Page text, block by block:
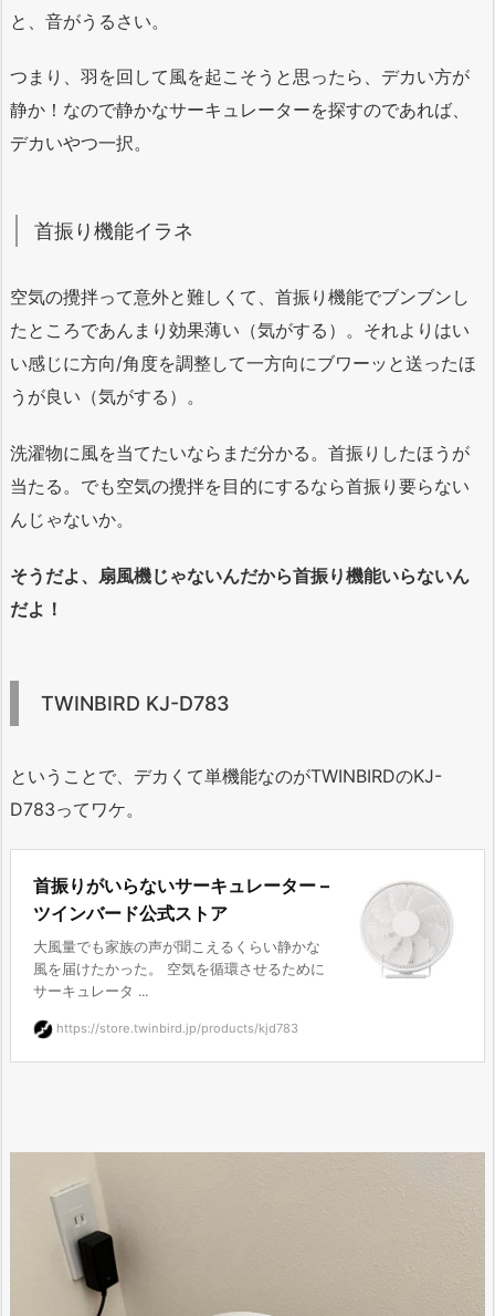
と、音がうるさい。
つまり、羽を回して風を起こそうと思ったら、デカい方が
静か！なので静かなサーキュレーターを探すのであれば、
デカいやつ一択。
首振り機能イラネ
空気の攪拌って意外と難しくて、首振り機能でブンブンし
たところであんまり効果薄い（気がする）。それよりはい
い感じに方向/角度を調整して一方向にブワーッと送ったほ
うが良い（気がする）。
洗濯物に風を当てたいならまだ分かる。首振りしたほうが
当たる。でも空気の攪拌を目的にするなら首振り要らない
んじゃないか。
そうだよ、扇風機じゃないんだから首振り機能いらないん
だよ！
TWINBIRD KJ-D783
ということで、デカくて単機能なのがTWINBIRDのKJ-
D783ってワケ。
首振りがいらないサーキュレーター –
ツインバード公式ストア
大風量でも家族の声が聞こえるくらい静かな
風を届けたかった。 空気を循環させるために
サーキュレータ ...
https://store.twinbird.jp/products/kjd783